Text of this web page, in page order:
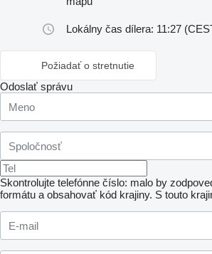
Lokálny čas dílera: 11:27
Požiadať o stretnutie
Odoslať správu
Skontrolujte telefónne číslo: malo by
formátu a obsahovať kód krajiny. S touto